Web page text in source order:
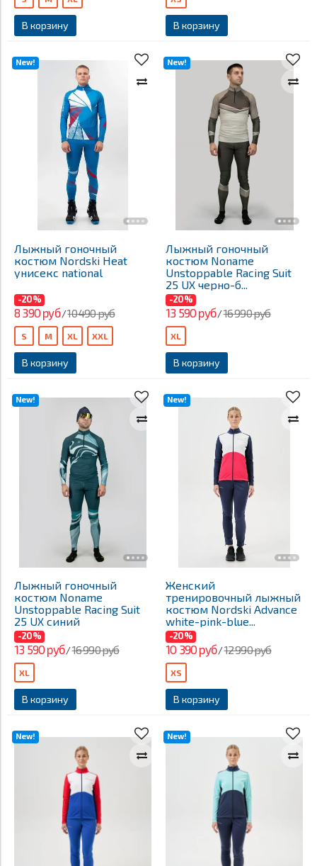
В корзину В корзину
New!
Лыжный гоночный
костюм Nordski Heat
унисекс national
-20%
8 390 руб/10 490 руб
В корзину
S M XL XXL
New!
Лыжный гоночный
костюм Noname
Unstoppable Racing Suit
25 UX черно-б...
-20%
13 590 руб/16 990 руб
В корзину
XL
New!
Лыжный гоночный
костюм Noname
Unstoppable Racing Suit
25 UX синий
-20%
13 590 руб/16 990 руб
В корзину
XL
New!
Женский
тренировочный лыжный
костюм Nordski Advance
white-pink-blue...
-20%
10 390 руб/12 990 руб
В корзину
XS
New! New!